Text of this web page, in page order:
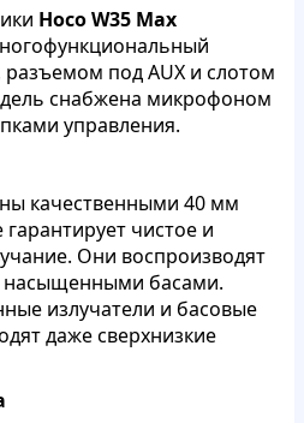
Hoco W35 Max
разъемом под AUX и слотом
снабжена микрофоном
управления.
качественными 40 мм
чистое и
Они воспроизводят
насыщенными басами.
излучатели и басовые
даже сверхнизкие